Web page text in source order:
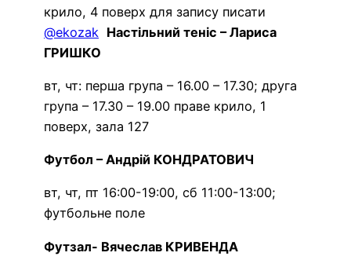
крило, 4 поверх для запису писати
@ekozak Настільний теніс – Лариса
ГРИШКО
вт, чт: перша група – 16.00 – 17.30; друга
група – 17.30 – 19.00 праве крило, 1
поверх, зала 127
Футбол – Андрій КОНДРАТОВИЧ
вт, чт, пт 16:00-19:00, сб 11:00-13:00;
футбольне поле
Футзал- Вячеслав КРИВЕНДА